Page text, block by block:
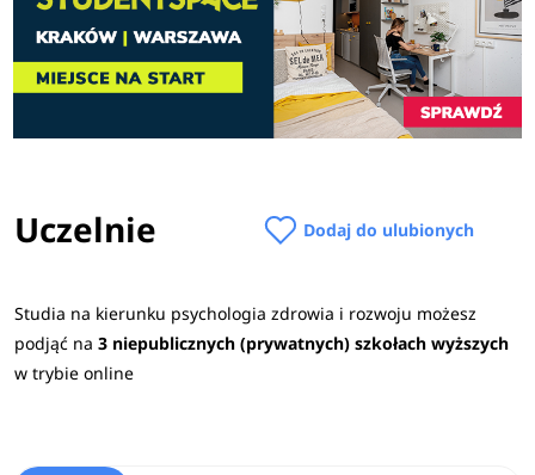
Uczelnie Dodaj do ulubionych
Studia na kierunku psychologia zdrowia i rozwoju możesz
podjąć na 3 niepublicznych (prywatnych) szkołach wyższych
w trybie online